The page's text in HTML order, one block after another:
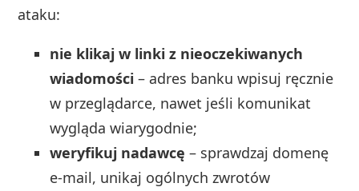
ataku:
nie klikaj w linki z nieoczekiwanych
wiadomości – adres banku wpisuj ręcznie
w przeglądarce, nawet jeśli komunikat
wygląda wiarygodnie;
weryfikuj nadawcę – sprawdzaj domenę
e‑mail, unikaj ogólnych zwrotów